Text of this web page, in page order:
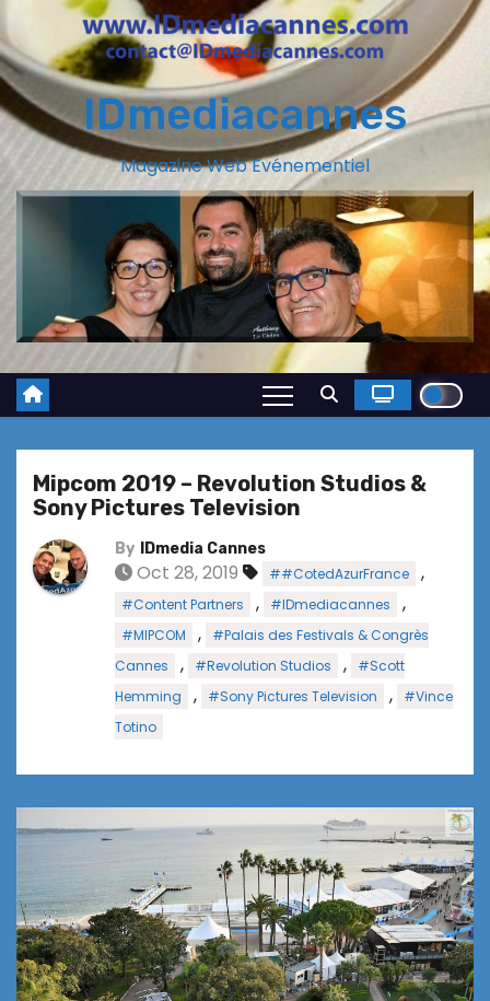
IDmediacannes
Magazine Web Evénementiel
Mipcom 2019 – Revolution Studios &
Sony Pictures Television
By IDmedia Cannes
Oct 28, 2019 ##CotedAzurFrance ,
#Content Partners , #IDmediacannes ,
#MIPCOM ,
#Palais des Festivals & Congrès
Cannes
, #Revolution Studios ,
#Scott
Hemming
, #Sony Pictures Television ,
#Vince
Totino